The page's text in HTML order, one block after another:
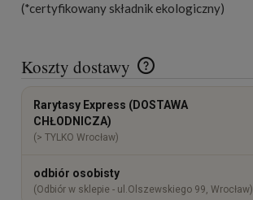
(*certyfikowany składnik ekologiczny)
Koszty dostawy
Cena nie zawiera ewentualnych kosztów płatności
Rarytasy Express (DOSTAWA
CHŁODNICZA)
(> TYLKO Wrocław)
odbiór osobisty
(Odbiór w sklepie - ul.Olszewskiego 99, Wrocław)